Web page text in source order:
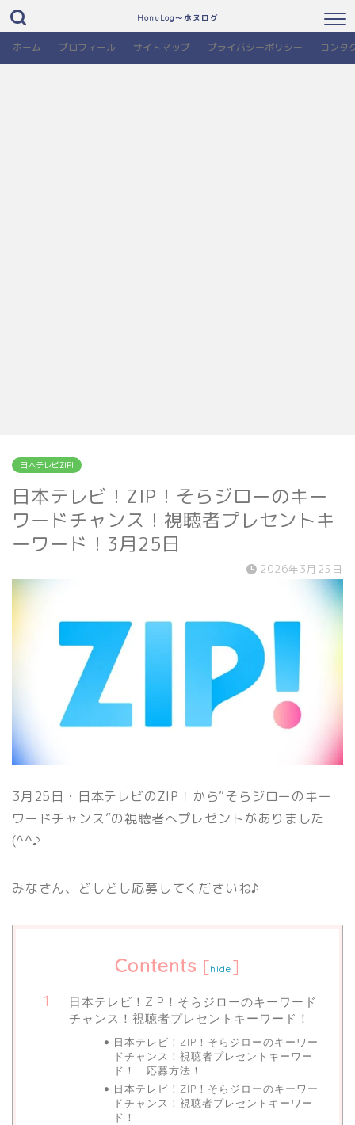
HonuLog～ホヌログ
ホーム プロフィール サイトマップ プライバシーポリシー コンタ
日本テレビZIP!
日本テレビ！ZIP！そらジローのキー
ワードチャンス！視聴者プレセントキ
ーワード！3月25日
2026年3月25日
3月25日・日本テレビのZIP！から”そらジローのキー
ワードチャンス”の視聴者へプレゼントがありました
(^^♪
みなさん、どしどし応募してくださいね♪
Contents [hide ]
日本テレビ！ZIP！そらジローのキーワード
チャンス！視聴者プレセントキーワード！
日本テレビ！ZIP！そらジローのキーワー
ドチャンス！視聴者プレセントキーワー
ド！ 応募方法！
日本テレビ！ZIP！そらジローのキーワー
ドチャンス！視聴者プレセントキーワー
ド！